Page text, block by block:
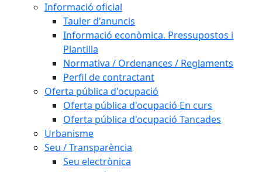
Informació oficial
Tauler d'anuncis
Informació econòmica. Pressupostos i
Plantilla
Normativa / Ordenances / Reglaments
Perfil de contractant
Oferta pública d'ocupació
Oferta pública d'ocupació En curs
Oferta pública d'ocupació Tancades
Urbanisme
Seu / Transparència
Seu electrònica